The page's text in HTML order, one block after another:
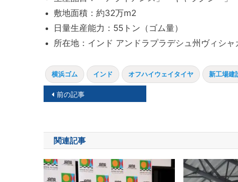
敷地面積：約32万m2
日量生産能力：55トン（ゴム量）
所在地：インド アンドラプラデシュ州ヴィシャ
横浜ゴム インド オフハイウェイタイヤ 新工場建
投
ナ
ビ
ゲ
前の記事
関連記事